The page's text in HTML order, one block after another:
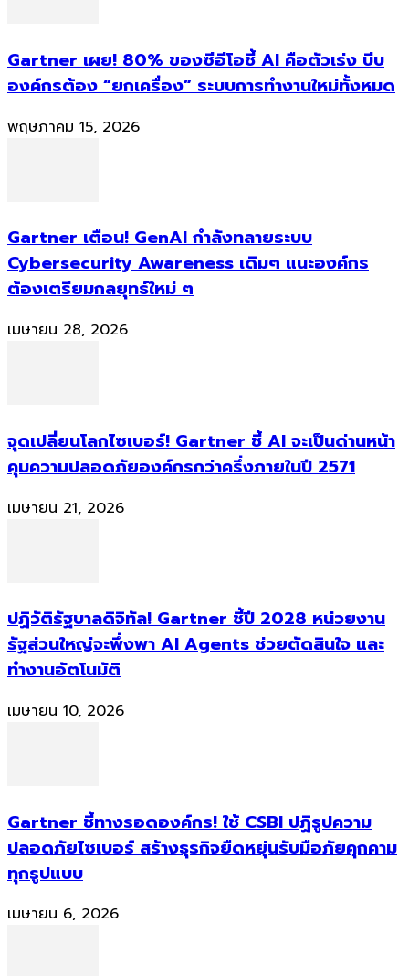
Gartner เผย! 80% ของซีอีโอชี้ AI คือตัวเร่ง บีบ
องค์กรต้อง “ยกเครื่อง” ระบบการทำงานใหม่ทั้งหมด
พฤษภาคม 15, 2026
Gartner เตือน! GenAI กำลังทลายระบบ
Cybersecurity Awareness เดิมๆ แนะองค์กร
ต้องเตรียมกลยุทธ์ใหม่ ๆ
เมษายน 28, 2026
จุดเปลี่ยนโลกไซเบอร์! Gartner ชี้ AI จะเป็นด่านหน้า
คุมความปลอดภัยองค์กรกว่าครึ่งภายในปี 2571
เมษายน 21, 2026
ปฏิวัติรัฐบาลดิจิทัล! Gartner ชี้ปี 2028 หน่วยงาน
รัฐส่วนใหญ่จะพึ่งพา AI Agents ช่วยตัดสินใจ และ
ทำงานอัตโนมัติ
เมษายน 10, 2026
Gartner ชี้ทางรอดองค์กร! ใช้ CSBI ปฏิรูปความ
ปลอดภัยไซเบอร์ สร้างธุรกิจยืดหยุ่นรับมือภัยคุกคาม
ทุกรูปแบบ
เมษายน 6, 2026